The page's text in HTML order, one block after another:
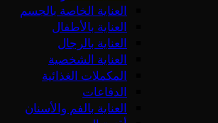
العناية الخاصة بالجسم
العناية بالأطفال
العناية بالرجال
العناية الشخصية
المكملات الغذائية
الدفاعات
العناية بالفم والأسنان